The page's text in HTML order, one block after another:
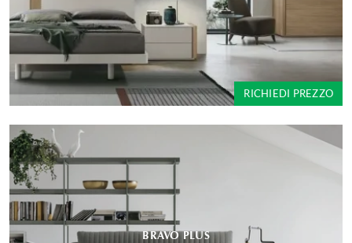
RICHIEDI PREZZO
BRAVO PLUS